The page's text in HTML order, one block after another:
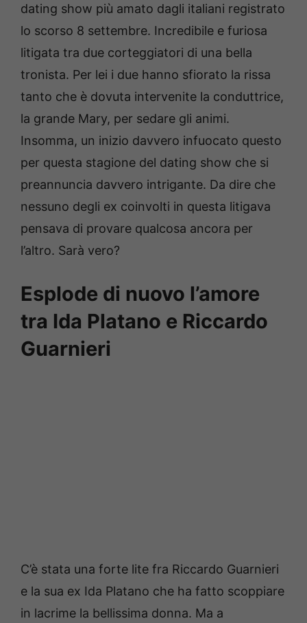
dating show più amato dagli italiani registrato
lo scorso 8 settembre. Incredibile e furiosa
litigata tra due corteggiatori di una bella
tronista. Per lei i due hanno sfiorato la rissa
tanto che è dovuta intervenite la conduttrice,
la grande Mary, per sedare gli animi.
Insomma, un inizio davvero infuocato questo
per questa stagione del dating show che si
preannuncia davvero intrigante. Da dire che
nessuno degli ex coinvolti in questa litigava
pensava di provare qualcosa ancora per
l’altro. Sarà vero?
Esplode di nuovo l’amore
tra Ida Platano e Riccardo
Guarnieri
C’è stata una forte lite fra Riccardo Guarnieri
e la sua ex Ida Platano che ha fatto scoppiare
in lacrime la bellissima donna. Ma a